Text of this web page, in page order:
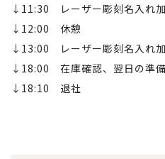
↓11:30 レーザー彫刻名入れ
↓12:00 休憩
↓13:00 レーザー彫刻名入れ
↓18:00 在庫確認、翌日の準備
↓18:10 退社